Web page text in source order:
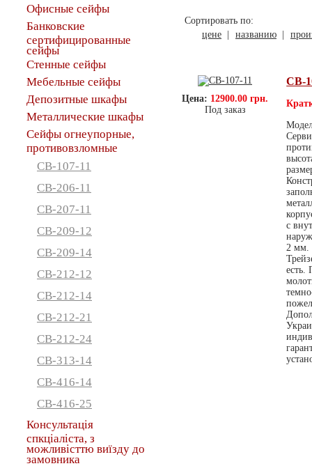
Сортировать по:
цене
названию
Цена: 12900.00 грн.
Под заказ
СВ-
с
2 мм.
есть.
Офисные сейфы
Банковские
сертифицированные
сейфы
Стенные сейфы
Мебельные сейфы
Депозитные шкафы
Металлические шкафы
Сейфы огнеупорные,
противовзломные
СВ-107-11
СВ-206-11
СВ-207-11
СВ-209-12
СВ-209-14
СВ-212-12
СВ-212-14
СВ-212-21
СВ-212-24
СВ-313-14
СВ-416-14
СВ-416-25
Консультація
спкціаліста, з
можливісттю виїзду до
замовника